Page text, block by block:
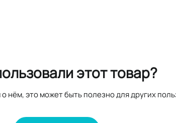
этот товар?
нём, это может быть полезно для других